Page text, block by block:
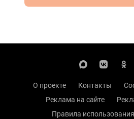
О проекте Контакты
Реклама на сайте
Правила